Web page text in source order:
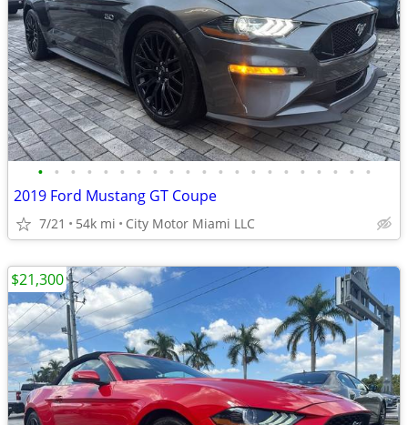
• • • • • • • • • • • • • • • • • • • • •
2019 Ford Mustang GT Coupe
7/21 54k mi City Motor Miami LLC
$21,300